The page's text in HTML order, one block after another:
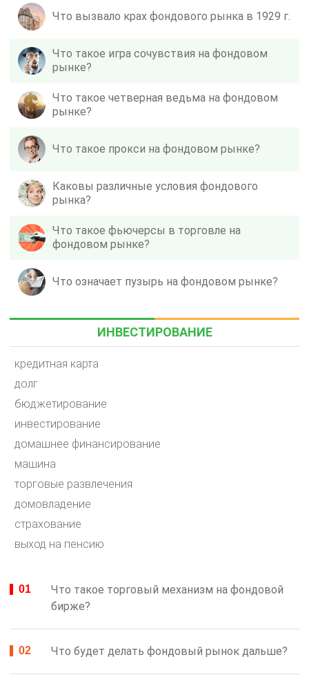
Что вызвало крах фондового рынка в 1929 г.
Что такое игра сочувствия на фондовом
рынке?
Что такое четверная ведьма на фондовом
рынке?
Что такое прокси на фондовом рынке?
Каковы различные условия фондового
рынка?
Что такое фьючерсы в торговле на
фондовом рынке?
Что означает пузырь на фондовом рынке?
ИНВЕСТИРОВАНИЕ
кредитная карта
долг
бюджетирование
инвестирование
домашнее финансирование
машина
торговые развлечения
домовладение
страхование
выход на пенсию
Что такое торговый механизм на фондовой
бирже?
Что будет делать фондовый рынок дальше?